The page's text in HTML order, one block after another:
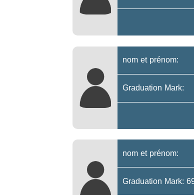
nom et prénom:
Graduation Mark:
nom et prénom:
Graduation Mark: